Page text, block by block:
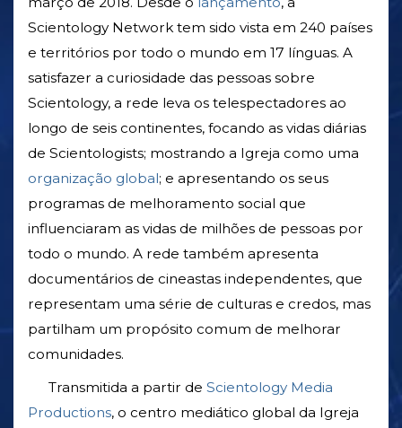
Scientology Network tem sido vista em 240 países
e territórios por todo o mundo em 17 línguas. A
satisfazer a curiosidade das pessoas sobre
Scientology, a rede leva os telespectadores ao
longo de seis continentes, focando as vidas diárias
de Scientologists; mostrando a Igreja como uma
organização global; e apresentando os seus
programas de melhoramento social que
influenciaram as vidas de milhões de pessoas por
todo o mundo. A rede também apresenta
documentários de cineastas independentes, que
representam uma série de culturas e credos, mas
partilham um propósito comum de melhorar
comunidades.
Transmitida a partir de Scientology Media
Productions, o centro mediático global da Igreja